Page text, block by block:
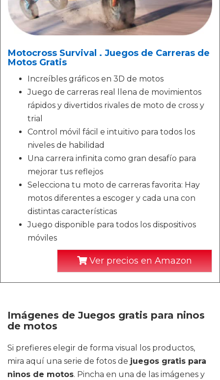
Motocross Survival . Juegos de Carreras de
Motos Gratis
Increíbles gráficos en 3D de motos
Juego de carreras real llena de movimientos
rápidos y divertidos rivales de moto de cross y
trial
Control móvil fácil e intuitivo para todos los
niveles de habilidad
Una carrera infinita como gran desafío para
mejorar tus reflejos
Selecciona tu moto de carreras favorita: Hay
motos diferentes a escoger y cada una con
distintas características
Juego disponible para todos los dispositivos
móviles
Ver precios en Amazon
Imágenes de Juegos gratis para ninos
de motos
Si prefieres elegir de forma visual los productos,
mira aquí una serie de fotos de juegos gratis para
ninos de motos. Pincha en una de las imágenes y